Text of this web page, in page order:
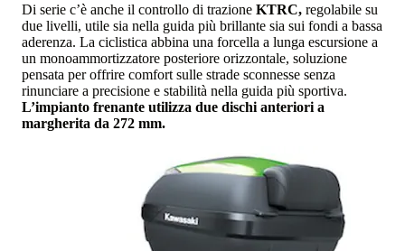
Di serie c’è anche il controllo di trazione KTRC, regolabile su
due livelli, utile sia nella guida più brillante sia sui fondi a bassa
aderenza. La ciclistica abbina una forcella a lunga escursione a
un monoammortizzatore posteriore orizzontale, soluzione
pensata per offrire comfort sulle strade sconnesse senza
rinunciare a precisione e stabilità nella guida più sportiva.
L’impianto frenante utilizza due dischi anteriori a
margherita da 272 mm.